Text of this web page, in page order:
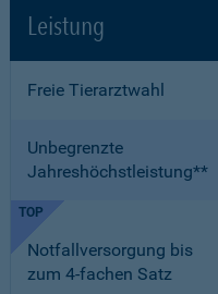
Leistung
Freie Tierarztwahl
Unbegrenzte
Jahreshöchstleistung**
Notfallversorgung bis
zum 4-fachen Satz
TOP